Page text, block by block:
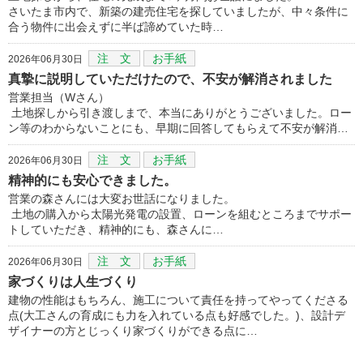
さいたま市内で、新築の建売住宅を探していましたが、中々条件に
合う物件に出会えずに半ば諦めていた時…
2026年06月30日 注 文 お手紙
真摯に説明していただけたので、不安が解消されました
営業担当（Wさん）
土地探しから引き渡しまで、本当にありがとうございました。ロー
ン等のわからないことにも、早期に回答してもらえて不安が解消…
2026年06月30日 注 文 お手紙
精神的にも安心できました。
営業の森さんには大変お世話になりました。
土地の購入から太陽光発電の設置、ローンを組むところまでサポー
トしていただき、精神的にも、森さんに…
2026年06月30日 注 文 お手紙
家づくりは人生づくり
建物の性能はもちろん、施工について責任を持ってやってくださる
点(大工さんの育成にも力を入れている点も好感でした。)、設計デ
ザイナーの方とじっくり家づくりができる点に…